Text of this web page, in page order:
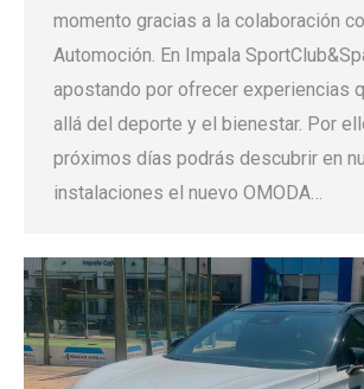
momento gracias a la colaboración
Automoción. En Impala
apostando por ofrecer experiencias
allá del deporte y el bienestar. Por
próximos días podrás descubrir en
instalaciones el nuevo OMODA…